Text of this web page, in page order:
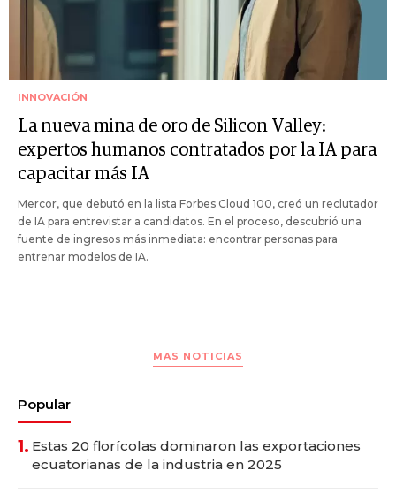
INNOVACIÓN
La nueva mina de oro de Silicon Valley:
expertos humanos contratados por la IA para
capacitar más IA
Mercor, que debutó en la lista Forbes Cloud 100, creó un reclutador
de IA para entrevistar a candidatos. En el proceso, descubrió una
fuente de ingresos más inmediata: encontrar personas para
entrenar modelos de IA.
MAS NOTICIAS
Popular
1. Estas 20 florícolas dominaron las exportaciones
ecuatorianas de la industria en 2025